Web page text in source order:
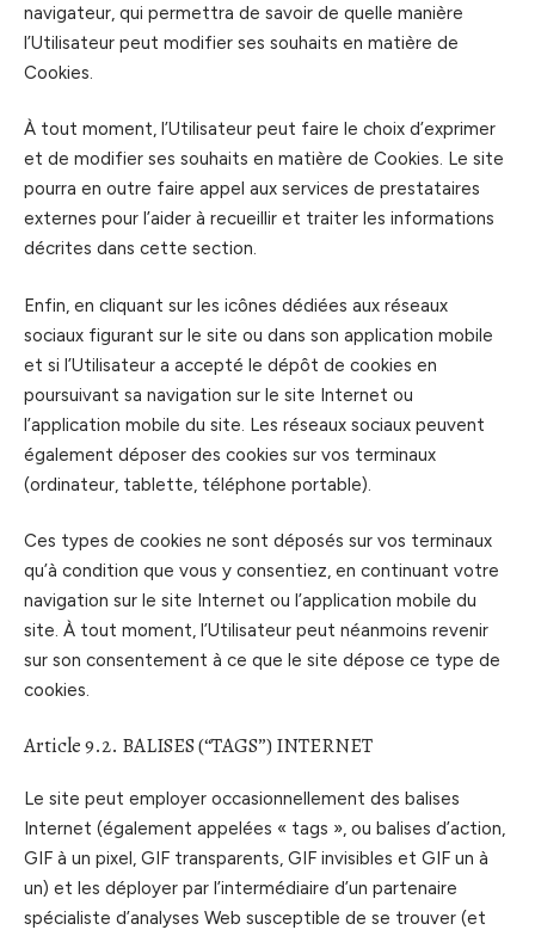
navigateur, qui permettra de savoir de quelle manière
l’Utilisateur peut modifier ses souhaits en matière de
Cookies.
À tout moment, l’Utilisateur peut faire le choix d’exprimer
et de modifier ses souhaits en matière de Cookies. Le site
pourra en outre faire appel aux services de prestataires
externes pour l’aider à recueillir et traiter les informations
décrites dans cette section.
Enfin, en cliquant sur les icônes dédiées aux réseaux
sociaux figurant sur le site ou dans son application mobile
et si l’Utilisateur a accepté le dépôt de cookies en
poursuivant sa navigation sur le site Internet ou
l’application mobile du site. Les réseaux sociaux peuvent
également déposer des cookies sur vos terminaux
(ordinateur, tablette, téléphone portable).
Ces types de cookies ne sont déposés sur vos terminaux
qu’à condition que vous y consentiez, en continuant votre
navigation sur le site Internet ou l’application mobile du
site. À tout moment, l’Utilisateur peut néanmoins revenir
sur son consentement à ce que le site dépose ce type de
cookies.
Article 9.2. BALISES (“TAGS”) INTERNET
Le site peut employer occasionnellement des balises
Internet (également appelées « tags », ou balises d’action,
GIF à un pixel, GIF transparents, GIF invisibles et GIF un à
un) et les déployer par l’intermédiaire d’un partenaire
spécialiste d’analyses Web susceptible de se trouver (et